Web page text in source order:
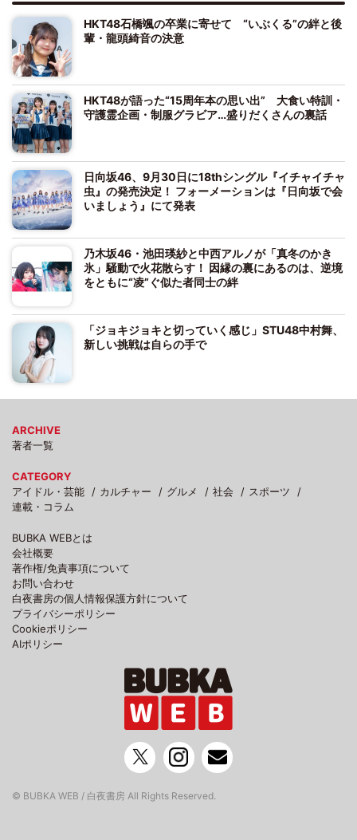
HKT48石橋颯の卒業に寄せて “いぶくる”の絆と後
輩・龍頭綺音の決意
HKT48が語った“15周年本の思い出” 大食い特訓・
守護霊企画・制服グラビア…盛りだくさんの裏話
日向坂46、9月30日に18thシングル『イチャイチャ
虫』の発売決定！ フォーメーションは『日向坂で会
いましょう』にて発表
乃木坂46・池田瑛紗と中西アルノが「真冬のかき
氷」騒動で火花散らす！ 因縁の裏にあるのは、逆境
をともに“凌”ぐ似た者同士の絆
「ジョキジョキと切っていく感じ」STU48中村舞、
新しい挑戦は自らの手で
ARCHIVE
著者一覧
CATEGORY
アイドル・芸能
カルチャー グルメ 社会
スポーツ
連載・コラム
BUBKA WEBとは
会社概要
著作権/免責事項について
お問い合わせ
白夜書房の個人情報保護方針について
プライバシーポリシー
Cookieポリシー
AIポリシー
© BUBKA WEB / 白夜書房 All Rights Reserved.